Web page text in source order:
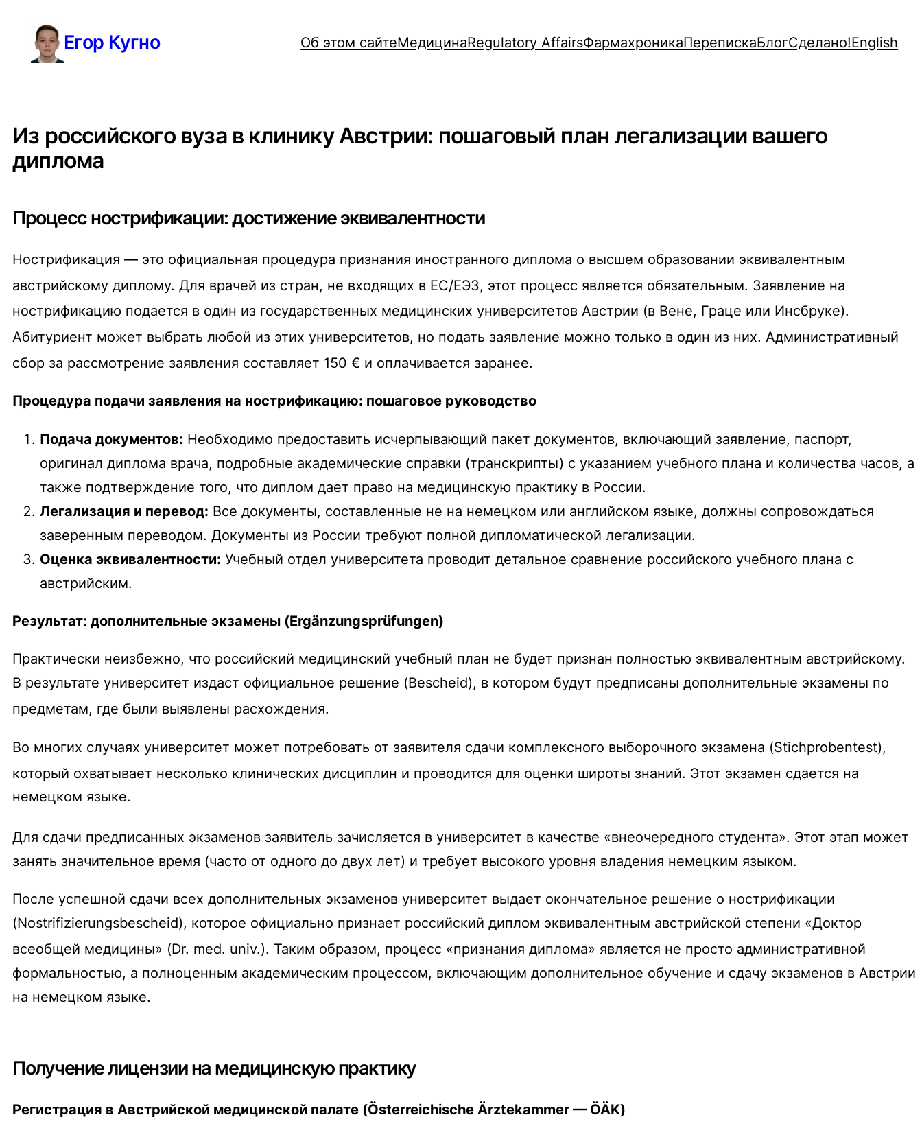
содержимому
Егор Кугно Об этом сайтеМедицинаRegulatory AffairsФармахроникаПерепискаБлогСделано!English
Из российского вуза в клинику Австрии: пошаговый план легализации вашего
диплома
Процесс нострификации: достижение эквивалентности
Нострификация — это официальная процедура признания иностранного диплома о высшем образовании эквивалентным
австрийскому диплому. Для врачей из стран, не входящих в ЕС/ЕЭЗ, этот процесс является обязательным. Заявление на
нострификацию подается в один из государственных медицинских университетов Австрии (в Вене, Граце или Инсбруке).
Абитуриент может выбрать любой из этих университетов, но подать заявление можно только в один из них. Административный
сбор за рассмотрение заявления составляет 150 € и оплачивается заранее.
Процедура подачи заявления на нострификацию: пошаговое руководство
Подача документов: Необходимо предоставить исчерпывающий пакет документов, включающий заявление, паспорт,
оригинал диплома врача, подробные академические справки (транскрипты) с указанием учебного плана и количества часов, а
также подтверждение того, что диплом дает право на медицинскую практику в России.
Легализация и перевод: Все документы, составленные не на немецком или английском языке, должны сопровождаться
заверенным переводом. Документы из России требуют полной дипломатической легализации.
Оценка эквивалентности: Учебный отдел университета проводит детальное сравнение российского учебного плана с
австрийским.
Результат: дополнительные экзамены (Ergänzungsprüfungen)
Практически неизбежно, что российский медицинский учебный план не будет признан полностью эквивалентным австрийскому.
В результате университет издаст официальное решение (Bescheid), в котором будут предписаны дополнительные экзамены по
предметам, где были выявлены расхождения.
Во многих случаях университет может потребовать от заявителя сдачи комплексного выборочного экзамена (Stichprobentest),
который охватывает несколько клинических дисциплин и проводится для оценки широты знаний. Этот экзамен сдается на
немецком языке.
Для сдачи предписанных экзаменов заявитель зачисляется в университет в качестве «внеочередного студента». Этот этап может
занять значительное время (часто от одного до двух лет) и требует высокого уровня владения немецким языком.
После успешной сдачи всех дополнительных экзаменов университет выдает окончательное решение о нострификации
(Nostrifizierungsbescheid), которое официально признает российский диплом эквивалентным австрийской степени «Доктор
всеобщей медицины» (Dr. med. univ.). Таким образом, процесс «признания диплома» является не просто административной
формальностью, а полноценным академическим процессом, включающим дополнительное обучение и сдачу экзаменов в Австрии
на немецком языке.
Получение лицензии на медицинскую практику
Регистрация в Австрийской медицинской палате (Österreichische Ärztekammer — ÖÄK)